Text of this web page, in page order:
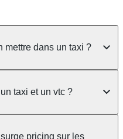
mettre dans un taxi ?
jusqu'à 3 bagages
le champ "Message
Le prix n'est
taxi et un vtc ?
dans la rue, à une
pricing sur les